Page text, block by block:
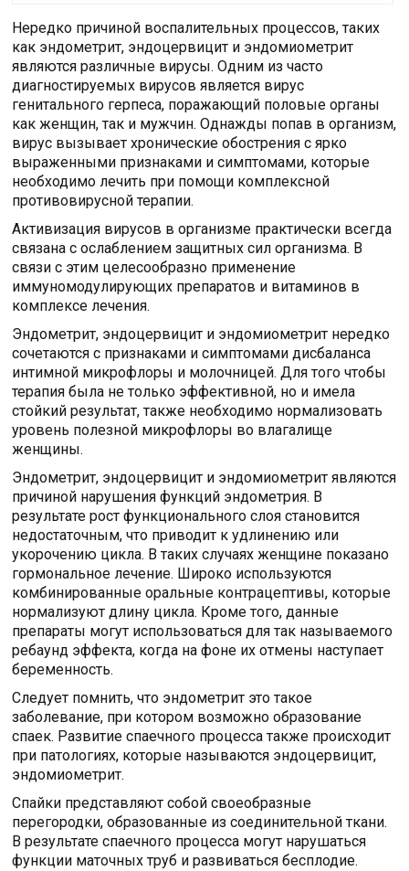
Нередко причиной воспалительных процессов, таких
как эндометрит, эндоцервицит и эндомиометрит
являются различные вирусы. Одним из часто
диагностируемых вирусов является вирус
генитального герпеса, поражающий половые органы
как женщин, так и мужчин. Однажды попав в организм,
вирус вызывает хронические обострения с ярко
выраженными признаками и симптомами, которые
необходимо лечить при помощи комплексной
противовирусной терапии.
Активизация вирусов в организме практически всегда
связана с ослаблением защитных сил организма. В
связи с этим целесообразно применение
иммуномодулирующих препаратов и витаминов в
комплексе лечения.
Эндометрит, эндоцервицит и эндомиометрит нередко
сочетаются с признаками и симптомами дисбаланса
интимной микрофлоры и молочницей. Для того чтобы
терапия была не только эффективной, но и имела
стойкий результат, также необходимо нормализовать
уровень полезной микрофлоры во влагалище
женщины.
Эндометрит, эндоцервицит и эндомиометрит являются
причиной нарушения функций эндометрия. В
результате рост функционального слоя становится
недостаточным, что приводит к удлинению или
укорочению цикла. В таких случаях женщине показано
гормональное лечение. Широко используются
комбинированные оральные контрацептивы, которые
нормализуют длину цикла. Кроме того, данные
препараты могут использоваться для так называемого
ребаунд эффекта, когда на фоне их отмены наступает
беременность.
Следует помнить, что эндометрит это такое
заболевание, при котором возможно образование
спаек. Развитие спаечного процесса также происходит
при патологиях, которые называются эндоцервицит,
эндомиометрит.
Спайки представляют собой своеобразные
перегородки, образованные из соединительной ткани.
В результате спаечного процесса могут нарушаться
функции маточных труб и развиваться бесплодие.